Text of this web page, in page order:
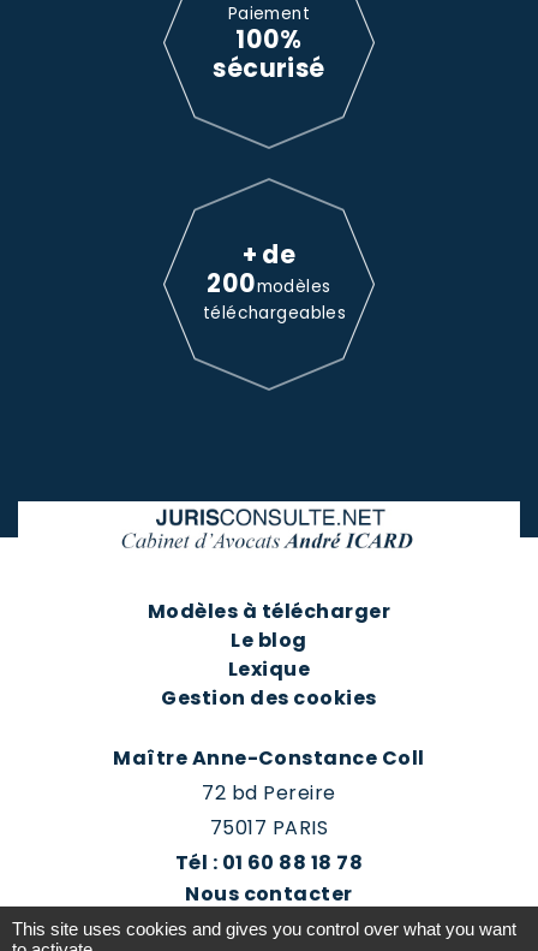
Paiement
100%
sécurisé
+ de
200modèles
téléchargeables
Modèles à télécharger
Le blog
Lexique
Gestion des cookies
Maître Anne-Constance Coll
72 bd Pereire
75017 PARIS
Tél : 01 60 88 18 78
Nous contacter
Prendre rendez-vous
This site uses cookies and gives you control over what you want